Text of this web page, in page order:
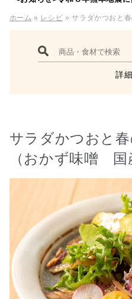
ホーム » レシピ » サラダかつおと春のふ
詳
サラダかつおと
（おかず味噌 国